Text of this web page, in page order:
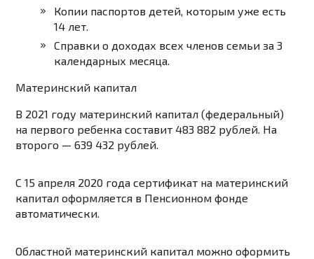
Копии паспортов детей, которым уже есть
14 лет.
Справки о доходах всех членов семьи за 3
календарных месяца.
Материнский капитал
В 2021 году материнский капитал (федеральный)
на первого ребенка составит 483 882 рублей. На
второго — 639 432 рублей.
С 15 апреля 2020 года сертификат на материнский
капитал оформляется в Пенсионном фонде
автоматически.
Областной материнский капитал можно оформить